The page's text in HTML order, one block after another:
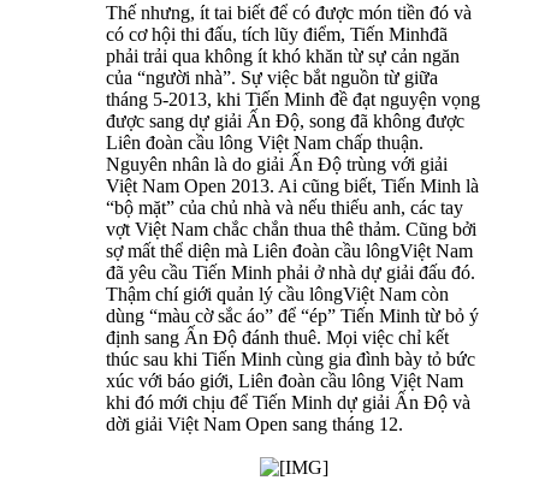
Thế nhưng, ít tai biết để có được món tiền đó và
có cơ hội thi đấu, tích lũy điểm, Tiến Minhđã
phải trải qua không ít khó khăn từ sự cản ngăn
của “người nhà”. Sự việc bắt nguồn từ giữa
tháng 5-2013, khi Tiến Minh đề đạt nguyện vọng
được sang dự giải Ấn Độ, song đã không được
Liên đoàn cầu lông Việt Nam chấp thuận.
Nguyên nhân là do giải Ấn Độ trùng với giải
Việt Nam Open 2013. Ai cũng biết, Tiến Minh là
“bộ mặt” của chủ nhà và nếu thiếu anh, các tay
vợt Việt Nam chắc chắn thua thê thảm. Cũng bởi
sợ mất thể diện mà Liên đoàn cầu lôngViệt Nam
đã yêu cầu Tiến Minh phải ở nhà dự giải đấu đó.
Thậm chí giới quản lý cầu lôngViệt Nam còn
dùng “màu cờ sắc áo” để “ép” Tiến Minh từ bỏ ý
định sang Ấn Độ đánh thuê. Mọi việc chỉ kết
thúc sau khi Tiến Minh cùng gia đình bày tỏ bức
xúc với báo giới, Liên đoàn cầu lông Việt Nam
khi đó mới chịu để Tiến Minh dự giải Ấn Độ và
dời giải Việt Nam Open sang tháng 12.